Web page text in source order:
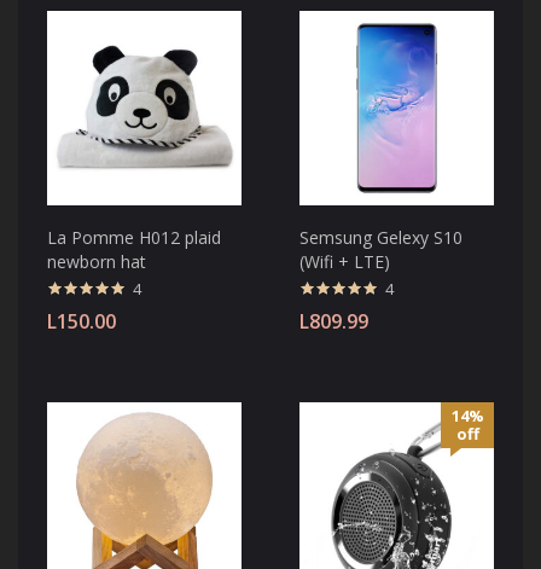
La Pomme H012 plaid
newborn hat
5.00de 5
4
L150.00
Semsung Gelexy S10
(Wifi + LTE)
5.00de 5
4
L809.99
14%
off